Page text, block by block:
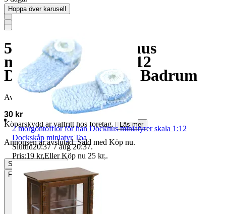
5st Toarullar Dockhus
miniatyrer skala 1:12
Dockskåp miniatyr Badrum
Avslutad
26 jul 16:03
30 kr
Köparskydd är valfritt hos företag.
Läs mer
Annonsen är avslutad. Såld med Köp nu.
Slutade
Frakt 15 kr Annat fraktsätt
Hoppa över karusell
2 morgontofflor för han Dockhus miniatyrer skala 1:12
Dockskåp miniatyr Toa
Sluttid20:37 7 aug 20:37.
Pris:19 kr,Eller Köp nu 25 kr,.